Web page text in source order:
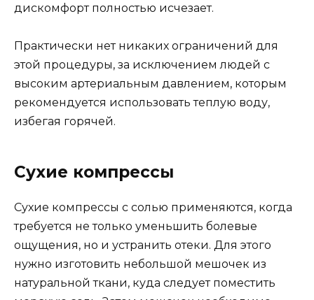
дискомфорт полностью исчезает.
Практически нет никаких ограничений для
этой процедуры, за исключением людей с
высоким артериальным давлением, которым
рекомендуется использовать теплую воду,
избегая горячей.
Сухие компрессы
Сухие компрессы с солью применяются, когда
требуется не только уменьшить болевые
ощущения, но и устранить отеки. Для этого
нужно изготовить небольшой мешочек из
натуральной ткани, куда следует поместить